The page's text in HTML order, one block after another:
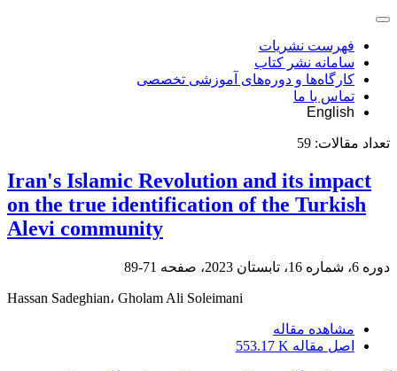
فهرست نشریات
سامانه نشر کتاب
کارگاه‌ها و دوره‌های آموزشی تخصصی
تماس با ما
English
تعداد مقالات: 59
Iran's Islamic Revolution and its impact
on the true identification of the Turkish
Alevi community
دوره 6، شماره 16، تابستان 2023، صفحه 71-89
Hassan Sadeghian، Gholam Ali Soleimani
مشاهده مقاله
اصل مقاله 553.17 K